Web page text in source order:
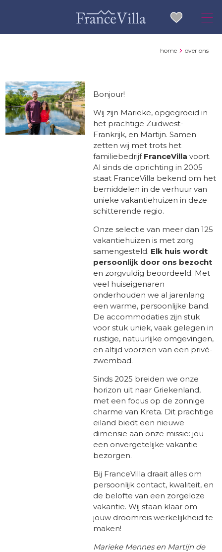
home over ons
Bonjour!
Wij zijn Marieke, opgegroeid in
het prachtige Zuidwest-
Frankrijk, en Martijn. Samen
zetten wij met trots het
familiebedrijf FranceVilla voort.
Al sinds de oprichting in 2005
staat FranceVilla bekend om het
bemiddelen in de verhuur van
unieke vakantiehuizen in deze
schitterende regio.
Onze selectie van meer dan 125
vakantiehuizen is met zorg
samengesteld. Elk huis wordt
persoonlijk door ons bezocht
en zorgvuldig beoordeeld. Met
veel huiseigenaren
onderhouden we al jarenlang
een warme, persoonlijke band.
De accommodaties zijn stuk
voor stuk uniek, vaak gelegen in
rustige, natuurlijke omgevingen,
en altijd voorzien van een privé-
zwembad.
Sinds 2025 breiden we onze
horizon uit naar Griekenland,
met een focus op de zonnige
charme van Kreta. Dit prachtige
eiland biedt een nieuwe
dimensie aan onze missie: jou
een onvergetelijke vakantie
bezorgen.
Bij FranceVilla draait alles om
persoonlijk contact, kwaliteit, en
de belofte van een zorgeloze
vakantie. Wij staan klaar om
jouw droomreis werkelijkheid te
maken!
Marieke Mennes en Martijn de